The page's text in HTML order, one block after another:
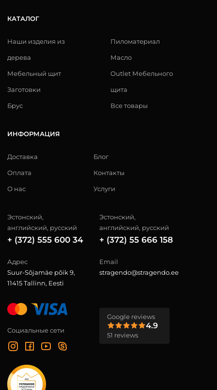
КАТАЛОГ
Наши изделия из
дерева
Мебельный щит
Заготовки
Брус
Пиломатериал
Масло
Outlet Мебельного
щита
Все товары
ИНФОРМАЦИЯ
Доставка
Оплата
О нас
Блог
Контакты
Услуги
Эстонский,
английский, русский
+ (372) 555 600 34
Эстонский,
английский, русский
+ (372) 55 666 158
Адрес
Suur-Sõjamäe põik 9,
11415 Tallinn, Eesti
Email
stragendo@stragendo.ee
Социальные сети
Google reviews
4.9
51 reviews